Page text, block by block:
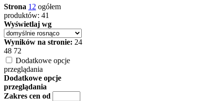
Strona 1 2 ogółem
produktów: 41
Wyświetlaj wg
Wyników na stronie: 24
48 72
Dodatkowe opcje
przeglądania
Dodatkowe opcje
przeglądania
Zakres cen od